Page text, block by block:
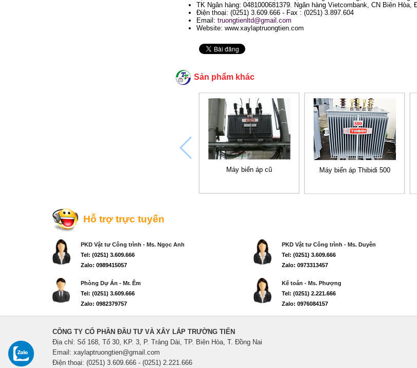
TK Ngân hàng: 0481000681379. Ngân hàng Vietcombank, CN Biên Hòa,
Điện thoại: (0251) 3.609.666 - Fax : (0251) 3.897.604
Email: truongtienltd@gmail.com
Website: www.xaylaptruongtien.com
Sản phẩm khác
Máy biến áp cũ Máy biến áp Thibidi 500
Hỗ trợ trực tuyến
PKD Vật tư Công trình - Ms. Ngọc Anh
Tel: (0251) 3.609.666
Zalo: 0989415057
PKD Vật tư Công trình - Ms. Duyên
Tel: (0251) 3.609.666
Zalo: 0973313457
Phòng Dự Án - Mr. Êm
Tel: (0251) 3.609.666
Zalo: 0982379757
Kế toán - Ms. Phượng
Tel: (0251) 2.221.666
Zalo: 0976084157
CÔNG TY CỔ PHẦN ĐẦU TƯ VÀ XÂY LẮP TRƯỜNG TIẾN
Địa chỉ: Số 168, Tổ 30, KP. 3, P. Trảng Dài, TP. Biên Hòa, T. Đồng Nai
Email: xaylaptruongtien@gmail.com
Điện thoại: (0251) 3.609.666 - (0251) 2.221.666